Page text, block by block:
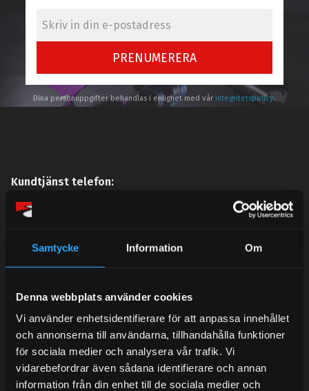
Samtycke Information Om
Denna webbplats använder cookies
Vi använder enhetsidentifierare för att anpassa innehållet
och annonserna till användarna, tillhandahålla funktioner
för sociala medier och analysera vår trafik. Vi
vidarebefordrar även sådana identifierare och annan
information från din enhet till de sociala medier och
PRENUMERERA
Dina personuppgifter behandlas i enlighet med vår integritetspolicy.
Kundtjänst telefon:
Semestertider.
under sommaren men med viss fördröjning. 2/7 -9/7 är
det helt stängt.
Tel:031- 51 66 60
E-post:info@streetperformance.se